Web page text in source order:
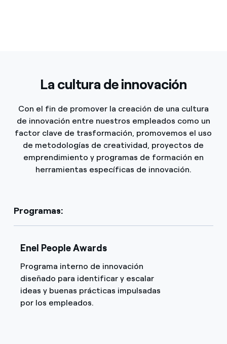
La cultura de innovación
Con el fin de promover la creación de una cultura
de innovación entre nuestros empleados como un
factor clave de trasformación, promovemos el uso
de metodologías de creatividad, proyectos de
emprendimiento y programas de formación en
herramientas específicas de innovación.
Programas:
Enel People Awards
Programa interno de innovación
diseñado para identificar y escalar
ideas y buenas prácticas impulsadas
por los empleados.